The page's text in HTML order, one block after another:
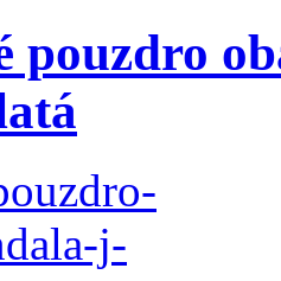
pouzdro